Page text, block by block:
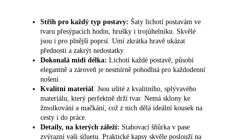
Střih pro každý typ postavy: Šaty lichotí postavám ve
tvaru přesýpacích hodin, hrušky i trojúhelníku. Skvělé
jsou i pro plnější poprsí. Umí zkrátka hravě ukázat
přednosti a zakrýt nedostatky.
Dokonalá midi délka: Lichotí každé postavě, působí
elegantně a zároveň je nesmírně pohodlná pro každodenní
nošení.
Kvalitní materiál: Jsou ušité z kvalitního, splývavého
materiálu, který perfektně drží tvar. Nemá sklony ke
žmolkování a mačkání, což z nich dělá ideální kousek na
cesty i do práce.
Detaily, na kterých záleží: Stahovací šňůrka v pase
zvýrazní vaši siluetu. Praktické kapsy skvěle poslouží na